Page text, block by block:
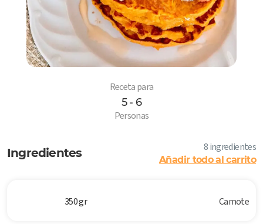
Receta para
5 - 6
Personas
Ingredientes 8 ingredientes
Añadir todo al carrito
350 gr Camote